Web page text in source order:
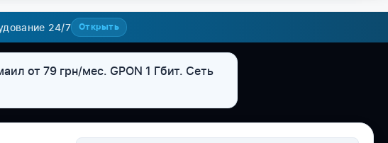
24/7 Открыть
от 79 грн/мес. GPON 1 Гбит. Сеть